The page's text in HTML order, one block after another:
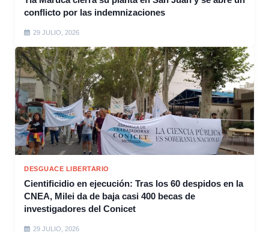
conflicto por las indemnizaciones
29 JULIO, 2026
DESGUACE LIBERTARIO
Cientificidio en ejecución: Tras los 60 despidos en la
CNEA, Milei da de baja casi 400 becas de
investigadores del Conicet
29 JULIO, 2026